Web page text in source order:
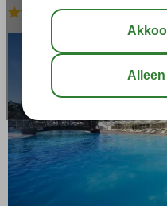
All Inclusive-Hotel